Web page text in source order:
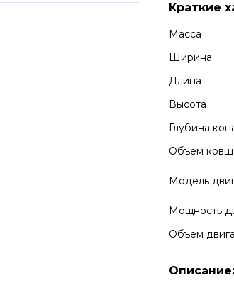
Краткие
Масса
Ширина
Длина
Высота
Глубина
Объем
Модель
Мощность
Объем
Описание: